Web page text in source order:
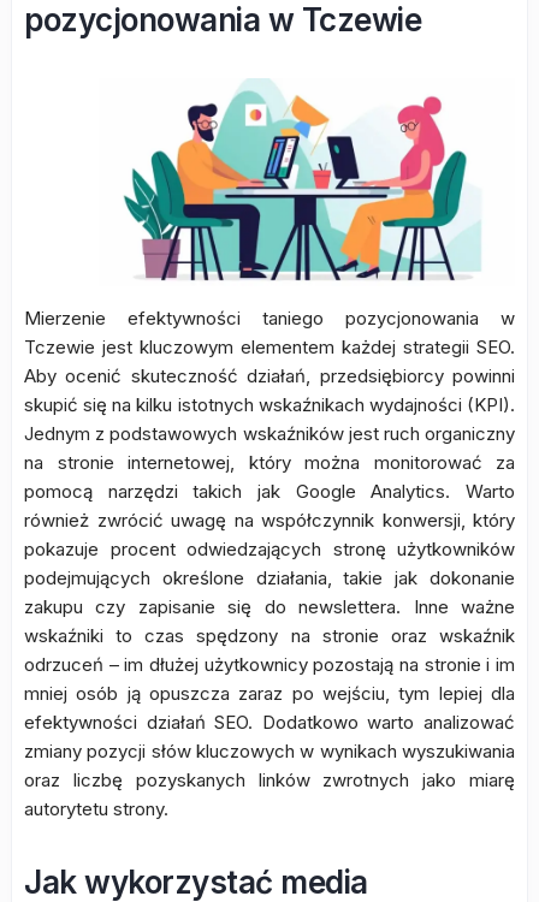
pozycjonowania w Tczewie
Mierzenie efektywności taniego pozycjonowania w
Tczewie jest kluczowym elementem każdej strategii SEO.
Aby ocenić skuteczność działań, przedsiębiorcy powinni
skupić się na kilku istotnych wskaźnikach wydajności (KPI).
Jednym z podstawowych wskaźników jest ruch organiczny
na stronie internetowej, który można monitorować za
pomocą narzędzi takich jak Google Analytics. Warto
również zwrócić uwagę na współczynnik konwersji, który
pokazuje procent odwiedzających stronę użytkowników
podejmujących określone działania, takie jak dokonanie
zakupu czy zapisanie się do newslettera. Inne ważne
wskaźniki to czas spędzony na stronie oraz wskaźnik
odrzuceń – im dłużej użytkownicy pozostają na stronie i im
mniej osób ją opuszcza zaraz po wejściu, tym lepiej dla
efektywności działań SEO. Dodatkowo warto analizować
zmiany pozycji słów kluczowych w wynikach wyszukiwania
oraz liczbę pozyskanych linków zwrotnych jako miarę
autorytetu strony.
Jak wykorzystać media